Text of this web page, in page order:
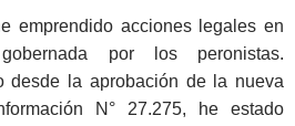
emprendido acciones legales en
por los peronistas.
desde la aprobación de la nueva
N° 27.275, he estado